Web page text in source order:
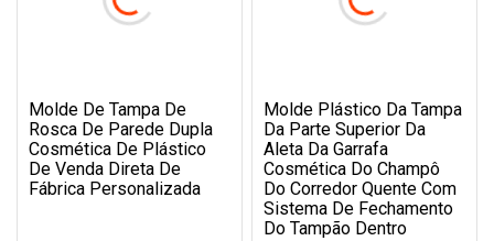
Molde De Tampa De
Rosca De Parede Dupla
Cosmética De Plástico
De Venda Direta De
Fábrica Personalizada
Molde Plástico Da Tampa
Da Parte Superior Da
Aleta Da Garrafa
Cosmética Do Champô
Do Corredor Quente Com
Sistema De Fechamento
Do Tampão Dentro